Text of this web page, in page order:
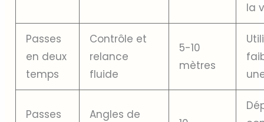
la
Passes
en deux
temps
Contrôle et
relance
fluide
5-10
mètres
Passes
Angles de